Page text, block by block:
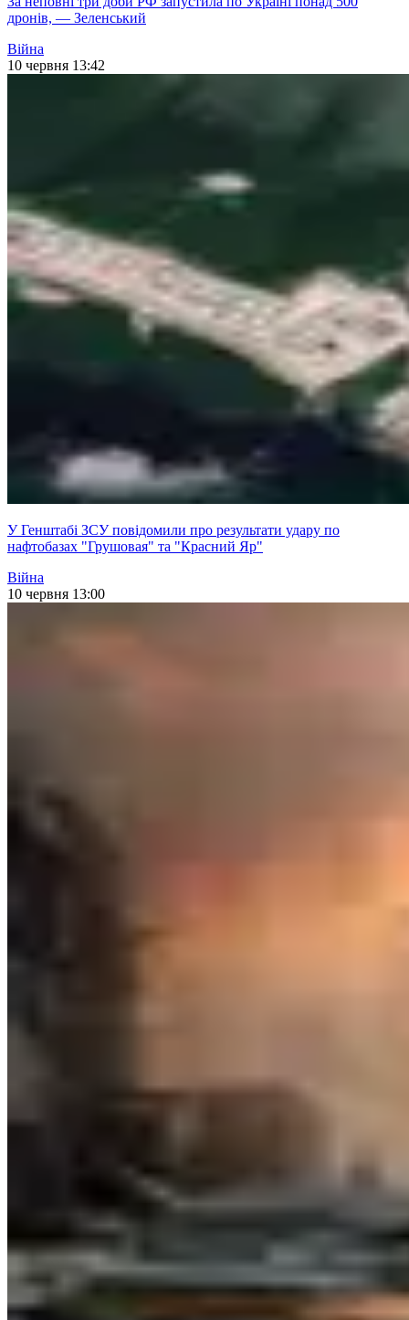
дронів, — Зеленський
Війна
10 червня 13:42
У Генштабі ЗСУ повідомили про результати удару по
нафтобазах "Грушовая" та "Красний Яр"
Війна
10 червня 13:00